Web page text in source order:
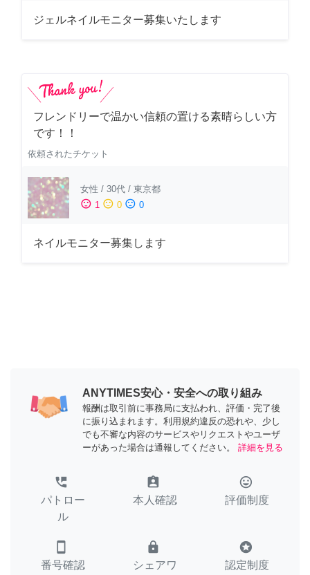
ジェルネイルモニター募集いたします
フレンドリーで温かい信頼の置ける素晴らしい方
です！！
依頼されたチケット
女性 / 30代 / 東京都
sentiment_satisfied 1 sentiment_neutral 0 sentiment_dissatisfied 0
ネイルモニター募集します
ANYTIMES安心・安全への取り組み
報酬は取引前に事務局に支払われ、評価・完了後
に振り込まれます。利用規約違反の恐れや、少し
でも不審な内容のサービスやリクエストやユーザ
ーがあった場合は通報してください。
詳細を見る
perm_phone_msg
パトロー
ル
assignment_ind
本人確認
tag_faces
評価制度
smartphone
番号確認
lock
シェアワ
stars
認定制度